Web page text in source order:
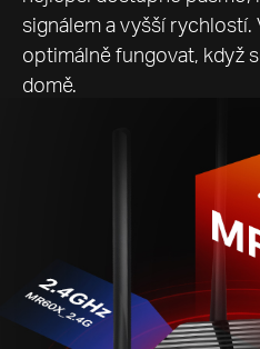
signálem a vyšší rychlostí.
optimálně fungovat, když
domě.